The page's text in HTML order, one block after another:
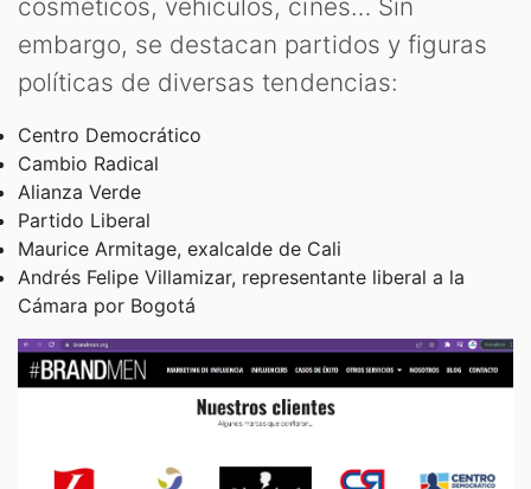
cosméticos, vehículos, cines… Sin
embargo, se destacan partidos y figuras
políticas de diversas tendencias:
Centro Democrático
Cambio Radical
Alianza Verde
Partido Liberal
Maurice Armitage, exalcalde de Cali
Andrés Felipe Villamizar, representante liberal a la
Cámara por Bogotá